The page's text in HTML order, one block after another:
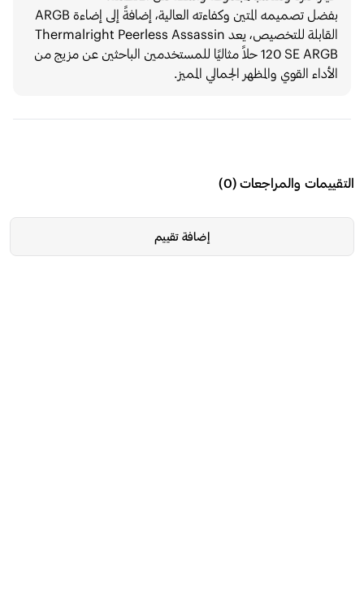
بفضل تصميمه المتين وكفاءته العالية، إضافةً إلى إضاءة ARGB
القابلة للتخصيص، يعد Thermalright Peerless Assassin
120 SE ARGB حلاً مثاليًا للمستخدمين الباحثين عن مزيج من
الأداء القوي والمظهر الجمالي المميز.
التقييمات والمراجعات(
0
)
إضافة تقييم